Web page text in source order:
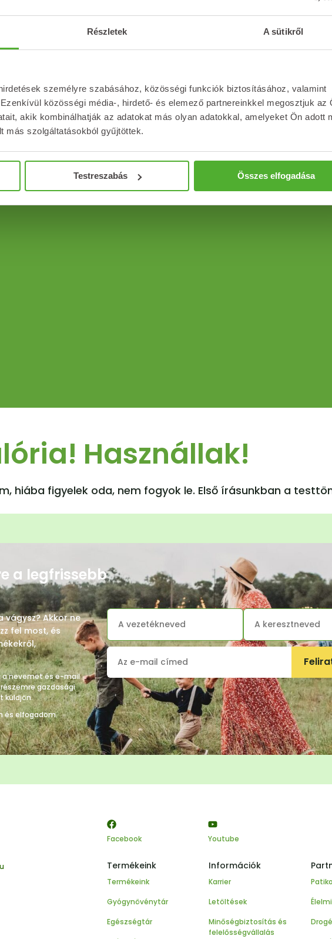
Részletek A sütikről
személyre szabásához, közösségi funkciók biztosításához, valamint
közösségi média-, hirdető- és elemező partnereinkkel megosztjuk az
akik kombinálhatják az adatokat más olyan adatokkal, amelyeket Ön adott
más szolgáltatásokból gyűjtöttek.
Testreszabás Összes elfogadása
Használlak!
hiába figyelek oda, nem fogyok le. Első írásunkban a
a legfrissebb
vágysz? Akkor ne
fel most, és
a nevemet és e-mail
gazdasági
küldjön.
és elfogadom.
Facebook Youtube
Termékeink
Termékeink
Gyógynövénytár
Egészségtár
Információk
Karrier
Letöltések
Minőségbiztosítás és
felelősségvállalás